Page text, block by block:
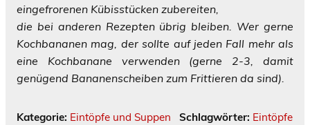
eingefrorenen Kübisstücken zubereiten,
die bei anderen Rezepten übrig bleiben. Wer gerne
Kochbananen mag, der sollte auf jeden Fall mehr als
eine Kochbanane verwenden (gerne 2-3, damit
genügend Bananenscheiben zum Frittieren da sind).
Kategorie: Eintöpfe und Suppen Schlagwörter: Eintöpfe